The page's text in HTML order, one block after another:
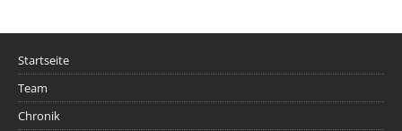
Startseite
Team
Chronik